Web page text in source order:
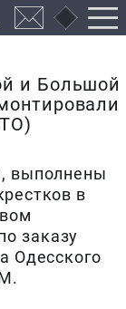
и Большой
выполнены
в
заказу
Одесского